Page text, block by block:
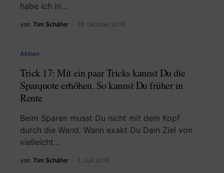
habe ich in…
von Tim Schäfer 29. Oktober 2018
Aktien
Trick 17: Mit ein paar Tricks kannst Du die
Sparquote erhöhen. So kannst Du früher in
Rente
Beim Sparen musst Du nicht mit dem Kopf
durch die Wand. Wann exakt Du Dein Ziel von
vielleicht…
von Tim Schäfer 2. Juli 2018